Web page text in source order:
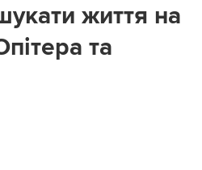
життя на
та